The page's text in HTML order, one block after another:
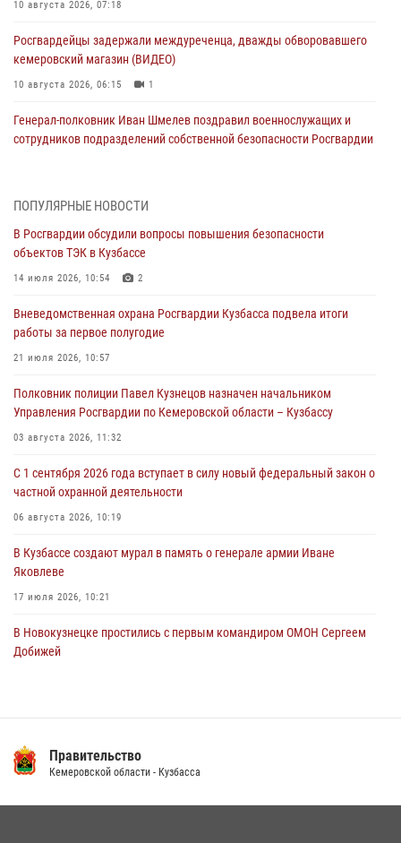
10 августа 2026, 07:18
Росгвардейцы задержали междуреченца, дважды обворовавшего
кемеровский магазин (ВИДЕО)
10 августа 2026, 06:15 1
Генерал-полковник Иван Шмелев поздравил военнослужащих и
сотрудников подразделений собственной безопасности Росгвардии
Ершов поздравил военнослужащих и сотрудников ведомства с
Днем физкультурника
08 августа 2026, 06:29
Кузбасские росгвардейцы оказали силовую поддержку при
задержании фигуранта уголовного дела об особо тяжком
преступлении прошлых лет (ВИДЕО)
В Кузбассе завершился чемпионат Сибирского ордена Жукова
округа Росгвардии по служебно-боевой стрельбе
Росгвардейцы задержали горожанку, находившуюся в розыске за
серию хищений из торговых объектов
ПОПУЛЯРНЫЕ НОВОСТИ
В Росгвардии обсудили вопросы повышения безопасности
объектов ТЭК в Кузбассе
14 июля 2026, 10:54 2
Вневедомственная охрана Росгвардии Кузбасса подвела итоги
работы за первое полугодие
21 июля 2026, 10:57
Полковник полиции Павел Кузнецов назначен начальником
Управления Росгвардии по Кемеровской области – Кузбассу
03 августа 2026, 11:32
С 1 сентября 2026 года вступает в силу новый федеральный закон о
частной охранной деятельности
06 августа 2026, 10:19
В Кузбассе создают мурал в память о генерале армии Иване
Яковлеве
17 июля 2026, 10:21
В Новокузнецке простились с первым командиром ОМОН Сергеем
Добижей
14 июля 2026, 08:52 1
Правительство
Кемеровской области - Кузбасса